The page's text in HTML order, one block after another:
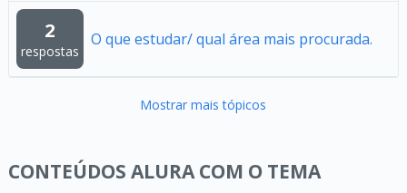
2
respostas
O que estudar/ qual área mais procurada.
Mostrar mais tópicos
CONTEÚDOS ALURA COM O TEMA